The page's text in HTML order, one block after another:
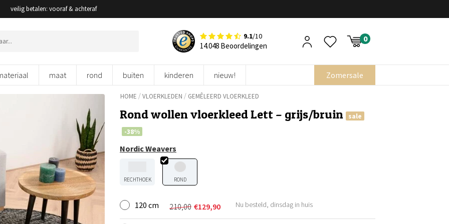
veilig betalen: vooraf & achteraf
9.1/10
14.048 Beoordelingen
maat rond buiten kinderen nieuw! Zomersale
HOME /VLOERKLEDEN / GEMÊLEERD VLOERKLEED
Rond wollen vloerkleed Lett – grijs/bruin
sale
-38%
Nordic Weavers
RECHTHOEK ROND
120 cm 210,00
Oorspronkelijke
prijs
€129,90
Huidige
prijs
Nu besteld, dinsdag in huis